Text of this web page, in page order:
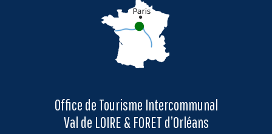
Office de Tourisme Intercommunal
Val de LOIRE & FORET d’Orléans